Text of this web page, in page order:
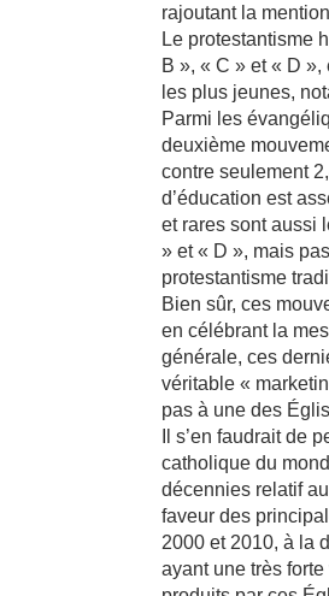
rajoutant la
Le protestantisme
B », « C » et « D
les plus jeunes,
Parmi les
deuxième
contre seulement
d’éducation est
et rares sont aussi
» et « D », mais
protestantisme
Bien sûr, ces
en célébrant la
générale, ces
véritable «
pas à une des
Il s’en faudrait de
catholique du
décennies relatif
faveur des
2000 et 2010, à la
ayant une très